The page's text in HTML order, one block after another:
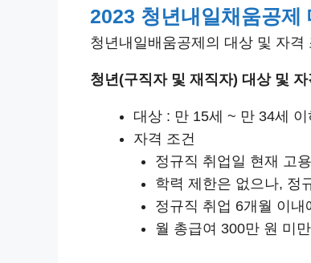
2023 청년내일채움공제
청년내일배움공제의 대상 및 자
청년(구직자 및 재직자) 대상 및 자
대상 : 만 15세 ~ 만 34세 이
자격 조건
정규직 취업일 현재 고
학력 제한은 없으나, 정
정규직 취업 6개월 이
월 총급여 300만 원 미